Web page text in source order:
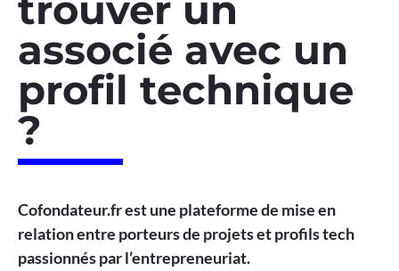
associé avec un
profil technique
?
Cofondateur.fr est une plateforme de mise en
relation entre porteurs de projets et profils tech
passionnés par l’entrepreneuriat.